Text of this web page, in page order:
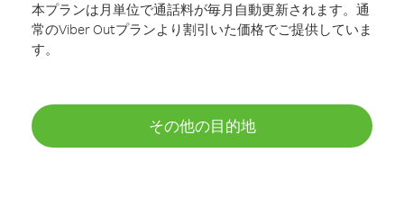
本プランは月単位で通話料が毎月自動更新されます。通
常のViber Outプランより割引いた価格でご提供していま
す。
その他の目的地